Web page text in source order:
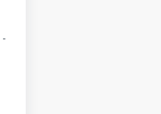
-